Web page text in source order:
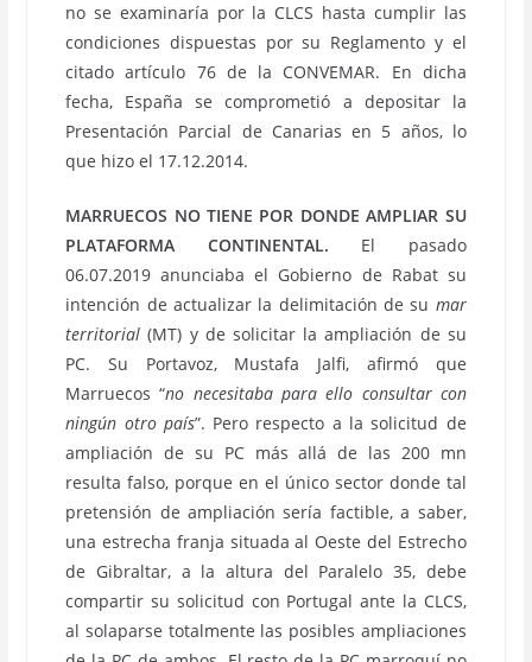
no se examinaría por la CLCS hasta cumplir las
condiciones dispuestas por su Reglamento y el
citado artículo 76 de la CONVEMAR. En dicha
fecha, España se comprometió a depositar la
Presentación Parcial de Canarias en 5 años, lo
que hizo el 17.12.2014.
MARRUECOS NO TIENE POR DONDE AMPLIAR SU
PLATAFORMA CONTINENTAL. El pasado
06.07.2019 anunciaba el Gobierno de Rabat su
intención de actualizar la delimitación de su mar
territorial (MT) y de solicitar la ampliación de su
PC. Su Portavoz, Mustafa Jalfi, afirmó que
Marruecos “no necesitaba para ello consultar con
ningún otro país”. Pero respecto a la solicitud de
ampliación de su PC más allá de las 200 mn
resulta falso, porque en el único sector donde tal
pretensión de ampliación sería factible, a saber,
una estrecha franja situada al Oeste del Estrecho
de Gibraltar, a la altura del Paralelo 35, debe
compartir su solicitud con Portugal ante la CLCS,
al solaparse totalmente las posibles ampliaciones